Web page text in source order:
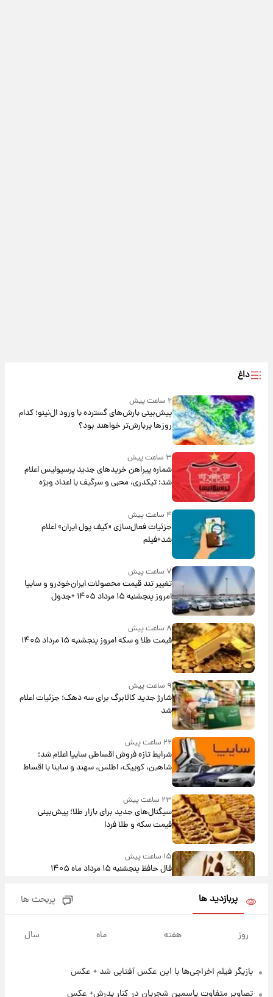
داغ
۲ ساعت پیش
پیش‌بینی بارش‌های گسترده با ورود ال‌نینو؛ کدام
روزها پربارش‌تر خواهند بود؟
۳ ساعت پیش
شماره پیراهن خریدهای جدید پرسپولیس اعلام
شد؛ تیکدری، محبی و سرگیف با اعداد ویژه
۴ ساعت پیش
جزئیات فعال‌سازی «کیف پول ایران» اعلام
شد+فیلم
۷ ساعت پیش
تغییر تند قیمت محصولات ایران‌خودرو و سایپا
امروز پنجشنبه ۱۵ مرداد ۱۴۰۵ +جدول
۸ ساعت پیش
قیمت طلا و سکه امروز پنجشنبه ۱۵ مرداد ۱۴۰۵
۹ ساعت پیش
شارژ جدید کالابرگ برای سه دهک؛ جزئیات اعلام
شد
۲۲ ساعت پیش
شرایط تازه فروش اقساطی سایپا اعلام شد؛
شاهین، کوییک، اطلس، سهند و ساینا با اقساط
بلندمدت + جدول
۲۳ ساعت پیش
سیگنال‌های جدید برای بازار طلا؛ پیش‌بینی
قیمت سکه و طلا فردا
۱۵ ساعت پیش
فال حافظ پنجشنبه ۱۵ مرداد ماه ۱۴۰۵
۱۷ ساعت پیش
پربازدید ها پربحث ها
روز هفته ماه سال
بازیگر فیلم اخراجی‌ها با این عکس آفتابی شد + عکس
تصاویر متفاوت یاسمین شجریان در کنار پدرش+ عکس